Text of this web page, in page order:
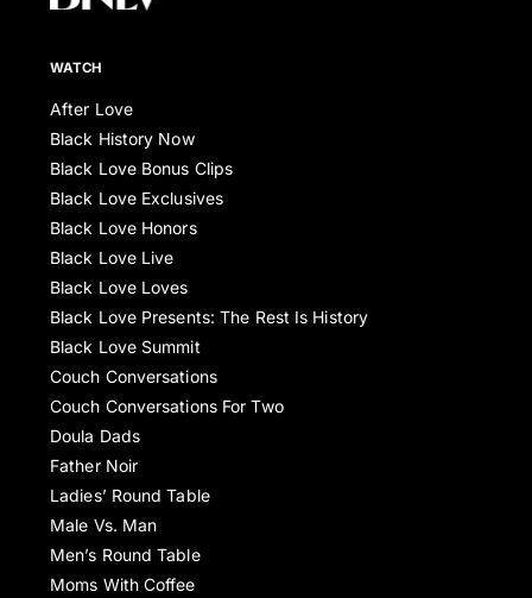
WATCH
After Love
Black History Now
Black Love Bonus Clips
Black Love Exclusives
Black Love Honors
Black Love Live
Black Love Loves
Black Love Presents: The Rest Is History
Black Love Summit
Couch Conversations
Couch Conversations For Two
Doula Dads
Father Noir
Ladies’ Round Table
Male Vs. Man
Men’s Round Table
Moms With Coffee